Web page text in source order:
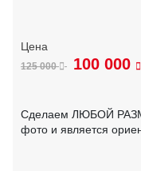
125 000 100 000
Сделаем ЛЮБОЙ
фото и является